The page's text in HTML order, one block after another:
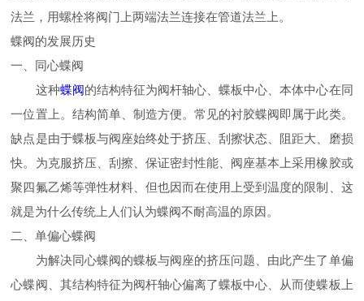
法兰，用螺栓将阀门上两端法兰连接在管道法兰上。
蝶阀的发展历史
一、同心蝶阀
这种蝶阀的结构特征为阀杆轴心、蝶板中心、本体中心在同
一位置上。结构简单、制造方便。常见的衬胶蝶阀即属于此类。
缺点是由于蝶板与阀座始终处于挤压、刮擦状态、阻距大、磨损
快。为克服挤压、刮擦、保证密封性能、阀座基本上采用橡胶或
聚四氟乙烯等弹性材料、但也因而在使用上受到温度的限制、这
就是为什么传统上人们认为蝶阀不耐高温的原因。
二、单偏心蝶阀
为解决同心蝶阀的蝶板与阀座的挤压问题、由此产生了单偏
心蝶阀、其结构特征为阀杆轴心偏离了蝶板中心、从而使蝶板上